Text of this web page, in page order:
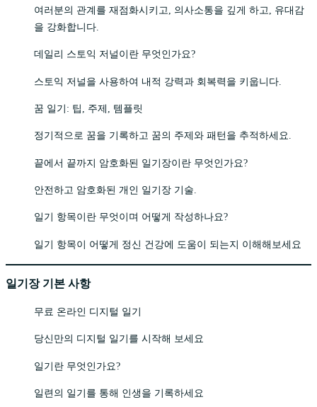
여러분의 관계를 재점화시키고, 의사소통을 깊게 하고, 유대감
을 강화합니다.
데일리 스토익 저널이란 무엇인가요?
스토익 저널을 사용하여 내적 강력과 회복력을 키웁니다.
꿈 일기: 팁, 주제, 템플릿
정기적으로 꿈을 기록하고 꿈의 주제와 패턴을 추적하세요.
끝에서 끝까지 암호화된 일기장이란 무엇인가요?
안전하고 암호화된 개인 일기장 기술.
일기 항목이란 무엇이며 어떻게 작성하나요?
일기 항목이 어떻게 정신 건강에 도움이 되는지 이해해보세요
일기장 기본 사항
무료 온라인 디지털 일기
당신만의 디지털 일기를 시작해 보세요
일기란 무엇인가요?
일련의 일기를 통해 인생을 기록하세요